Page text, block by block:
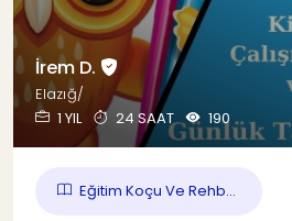
İrem D.
Elazığ/
1 YIL
24 SAAT 190
Eğitim Koçu Ve Rehb...